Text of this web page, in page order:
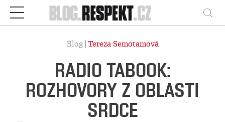
Respekt
Blog | Tereza Semotamová
RADIO TABOOK:
ROZHOVORY Z OBLASTI
SRDCE